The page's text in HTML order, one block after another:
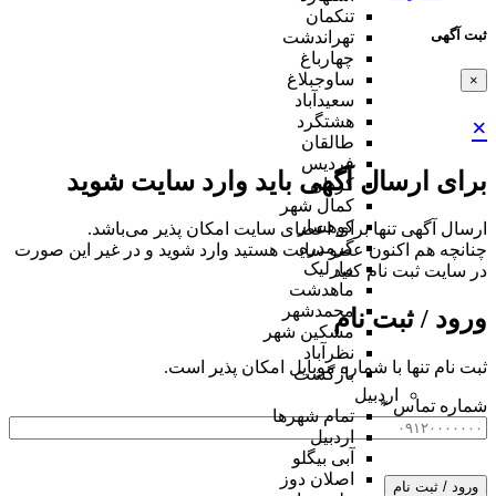
ثبت آگهی
×
×
برای ارسال آگهی باید وارد سایت شوید
ارسال آگهی تنها برای اعضای سایت امکان پذیر می‌باشد.
چنانچه هم‌ اکنون عضو سایت هستید وارد شوید و در غیر این صورت
در سایت ثبت نام کنید
ورود / ثبت نام
ثبت نام تنها با شماره موبایل امکان پذیر است.
شماره تماس*
ورود / ثبت نام
تنکمان
تهراندشت
چهارباغ
ساوجبلاغ
سعیدآباد
هشتگرد
طالقان
فردیس
کردان
کمال شهر
کوهسار
گرمدره
مارلیک
ماهدشت
محمدشهر
مشکین شهر
نظرآباد
بازگشت
اردبیل
تمام شهر‌ها
اردبیل
آبی بیگلو
اصلان دوز